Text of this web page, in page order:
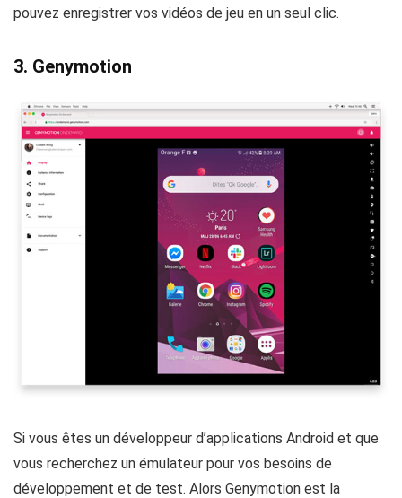
pouvez enregistrer vos vidéos de jeu en un seul clic.
3. Genymotion
Si vous êtes un développeur d’applications Android et que
vous recherchez un émulateur pour vos besoins de
développement et de test. Alors Genymotion est la